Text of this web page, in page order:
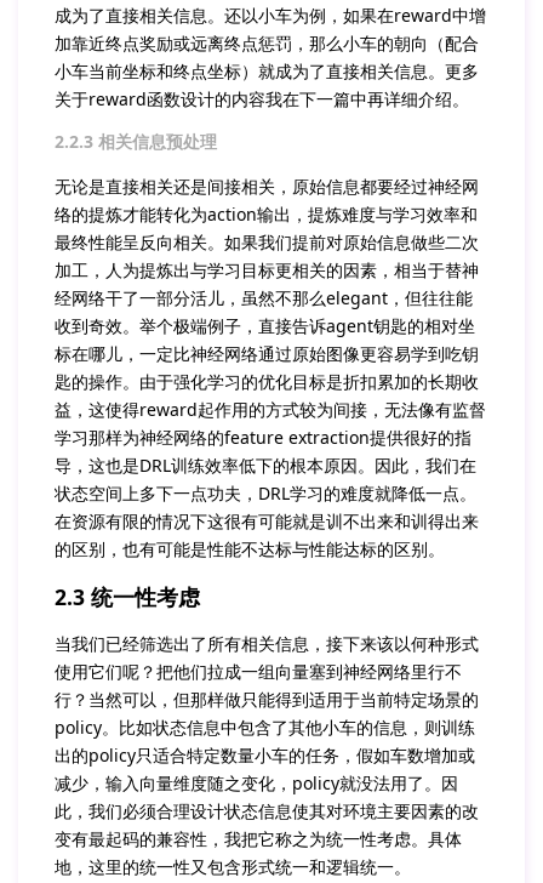
成为了直接相关信息。还以小车为例，如果在reward中增
加靠近终点奖励或远离终点惩罚，那么小车的朝向（配合
小车当前坐标和终点坐标）就成为了直接相关信息。更多
关于reward函数设计的内容我在下一篇中再详细介绍。
2.2.3 相关信息预处理
无论是直接相关还是间接相关，原始信息都要经过神经网
络的提炼才能转化为action输出，提炼难度与学习效率和
最终性能呈反向相关。如果我们提前对原始信息做些二次
加工，人为提炼出与学习目标更相关的因素，相当于替神
经网络干了一部分活儿，虽然不那么elegant，但往往能
收到奇效。举个极端例子，直接告诉agent钥匙的相对坐
标在哪儿，一定比神经网络通过原始图像更容易学到吃钥
匙的操作。由于强化学习的优化目标是折扣累加的长期收
益，这使得reward起作用的方式较为间接，无法像有监督
学习那样为神经网络的feature extraction提供很好的指
导，这也是DRL训练效率低下的根本原因。因此，我们在
状态空间上多下一点功夫，DRL学习的难度就降低一点。
在资源有限的情况下这很有可能就是训不出来和训得出来
的区别，也有可能是性能不达标与性能达标的区别。
2.3 统一性考虑
当我们已经筛选出了所有相关信息，接下来该以何种形式
使用它们呢？把他们拉成一组向量塞到神经网络里行不
行？当然可以，但那样做只能得到适用于当前特定场景的
policy。比如状态信息中包含了其他小车的信息，则训练
出的policy只适合特定数量小车的任务，假如车数增加或
减少，输入向量维度随之变化，policy就没法用了。因
此，我们必须合理设计状态信息使其对环境主要因素的改
变有最起码的兼容性，我把它称之为统一性考虑。具体
地，这里的统一性又包含形式统一和逻辑统一。